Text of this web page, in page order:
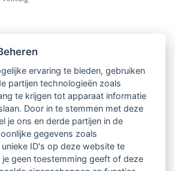
jaar de LVSC-
met o.a.:
TsvB-artikelen
vlak van professioneel
ervaring te bieden, gebruiken
partijen technologieën zoals
te krijgen tot apparaat informatie
Door in te stemmen met deze
je ons en derde partijen in de
gegevens zoals
ID's op deze website te
je geen toestemming geeft of deze